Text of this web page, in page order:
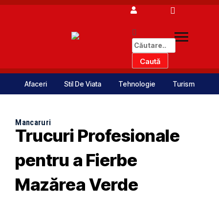
Afaceri Stil De Viata Tehnologie Turism
Mancaruri
Trucuri Profesionale
pentru a Fierbe
Mazărea Verde